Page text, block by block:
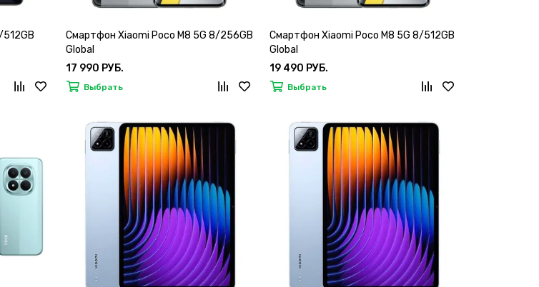
Смартфон Xiaomi Poco M8 5G 8/256GB
Global
17 990 РУБ.
Выбрать
Смартфон Xiaomi Poco M8 5G 8/512GB
Global
19 490 РУБ.
Выбрать